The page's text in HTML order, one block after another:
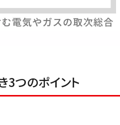
3つのポイント